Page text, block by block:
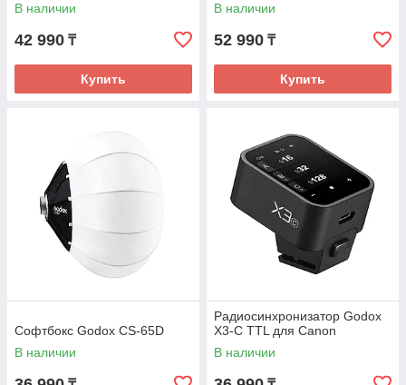
В наличии
42 990 ₸
Купить
В наличии
52 990 ₸
Купить
Софтбокс Godox CS-65D
В наличии
Радиосинхронизатор Godox
X3-C TTL для Canon
В наличии